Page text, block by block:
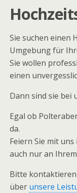
Sie suchen einen
Umgebung für
Sie wollen
einen
Dann sind sie bei
Egal ob
da.
Feiern Sie mit
auch nur an
Bitte kontaktieren
über unsere